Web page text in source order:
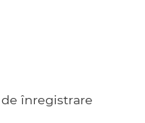
înregistrare